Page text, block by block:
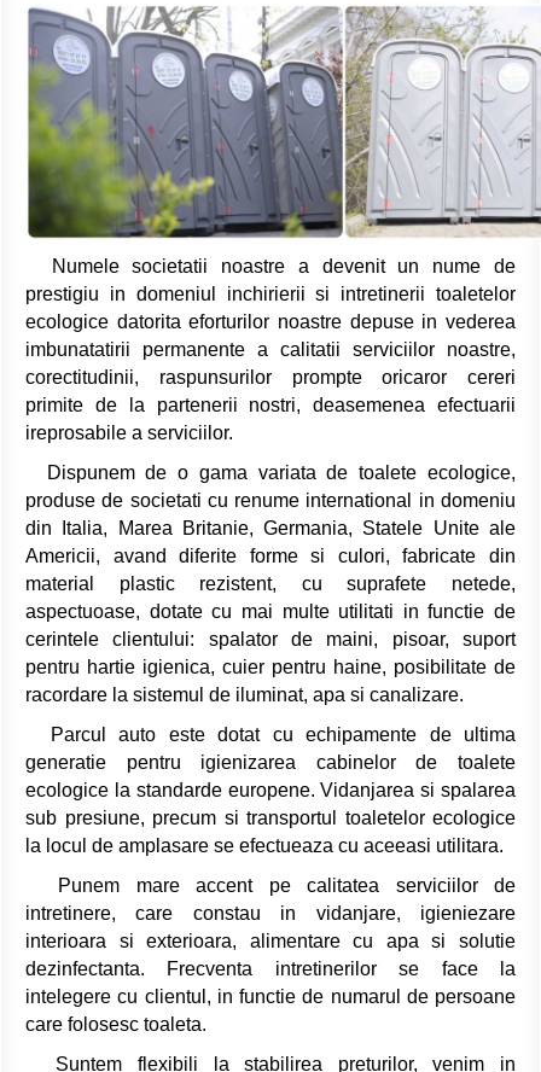
Numele societatii noastre a devenit un nume de
prestigiu in domeniul inchirierii si intretinerii toaletelor
ecologice datorita eforturilor noastre depuse in vederea
imbunatatirii permanente a calitatii serviciilor noastre,
corectitudinii, raspunsurilor prompte oricaror cereri
primite de la partenerii nostri, deasemenea efectuarii
ireprosabile a serviciilor.
Dispunem de o gama variata de toalete ecologice,
produse de societati cu renume international in domeniu
din Italia, Marea Britanie, Germania, Statele Unite ale
Americii, avand diferite forme si culori, fabricate din
material plastic rezistent, cu suprafete netede,
aspectuoase, dotate cu mai multe utilitati in functie de
cerintele clientului: spalator de maini, pisoar, suport
pentru hartie igienica, cuier pentru haine, posibilitate de
racordare la sistemul de iluminat, apa si canalizare.
Parcul auto este dotat cu echipamente de ultima
generatie pentru igienizarea cabinelor de toalete
ecologice la standarde europene. Vidanjarea si spalarea
sub presiune, precum si transportul toaletelor ecologice
la locul de amplasare se efectueaza cu aceeasi utilitara.
Punem mare accent pe calitatea serviciilor de
intretinere, care constau in vidanjare, igieniezare
interioara si exterioara, alimentare cu apa si solutie
dezinfectanta. Frecventa intretinerilor se face la
intelegere cu clientul, in functie de numarul de persoane
care folosesc toaleta.
Suntem flexibili la stabilirea preturilor, venim in